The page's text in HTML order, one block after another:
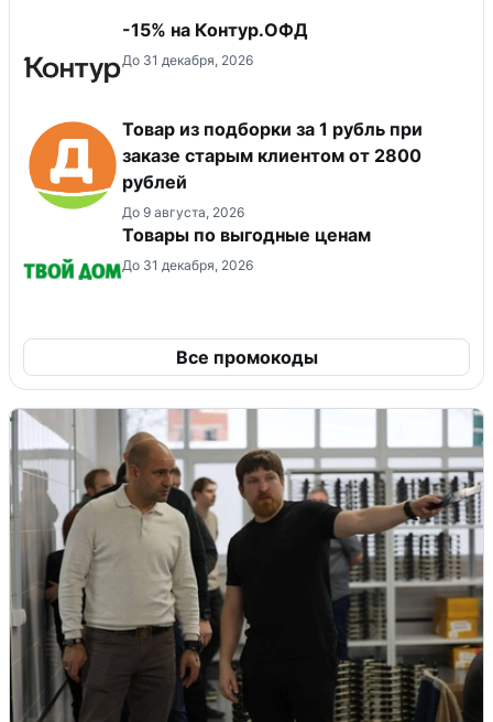
-15% на Контур.ОФД
До 31 декабря, 2026
Товар из подборки за 1 рубль при
заказе старым клиентом от 2800
рублей
До 9 августа, 2026
Товары по выгодные ценам
До 31 декабря, 2026
Все промокоды